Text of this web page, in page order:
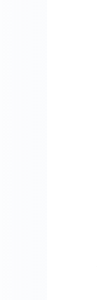
of 5 stars
of 5 stars
of 5 stars